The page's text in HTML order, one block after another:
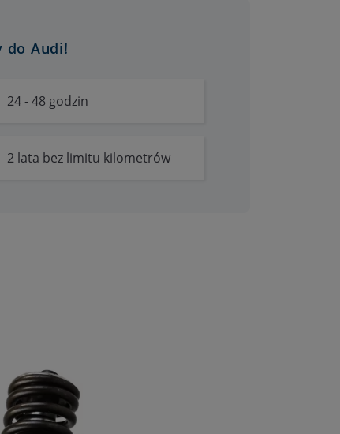
do Audi!
24 - 48 godzin
2 lata bez limitu kilometrów